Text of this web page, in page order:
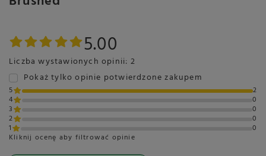
5.00
Liczba wystawionych opinii: 2
Pokaż tylko opinie potwierdzone zakupem
5
2
4
0
3
0
2
0
1
0
Kliknij ocenę aby filtrować opinie